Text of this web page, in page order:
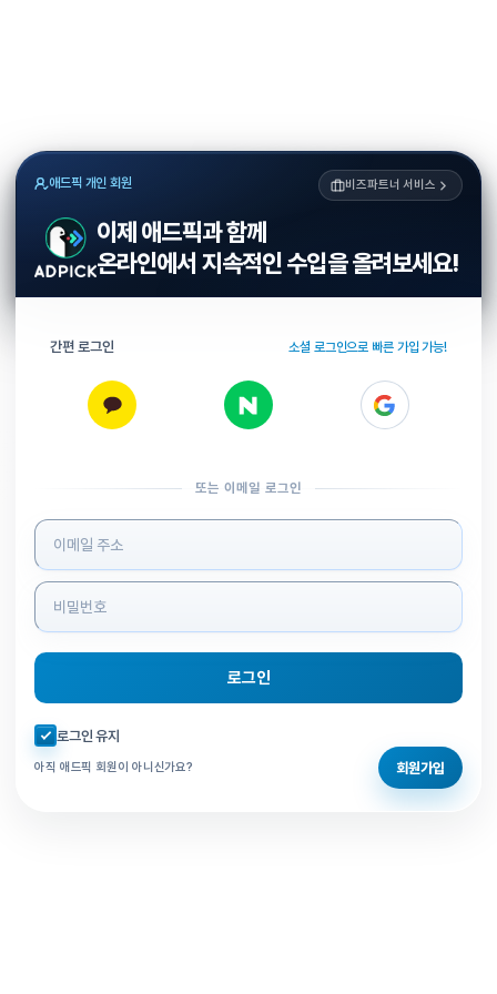
애드픽 개인 회원 비즈파트너 서비스
이제 애드픽과 함께
온라인에서 지속적인 수입을 올려보세요!
간편 로그인 소셜 로그인으로 빠른 가입 가능!
또는 이메일 로그인
로그인 정보 입력
로그인
자동로그인 체크
로그인 유지
아직 애드픽 회원이 아니신가요? 회원가입